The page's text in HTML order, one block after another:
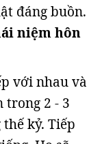
đáng buồn.
niệm hôn
với nhau và
trong 2 - 3
kỷ. Tiếp